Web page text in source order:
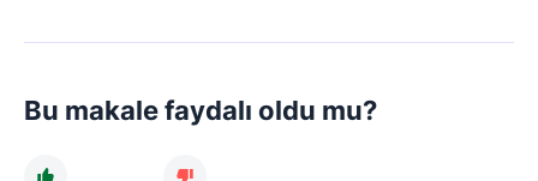
Bu makale faydalı oldu mu?